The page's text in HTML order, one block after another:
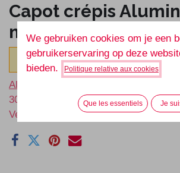
Capot crépis
mm
Dit product heeft geen geldige
Algemene voorwaarden
30-dagen geld terug garantie
Verzending: 2-3 werkdagen
We gebruiken cookies om je een
gebruikerservaring op deze
bieden.
Politique relative aux cookies
Que les essentiels Je